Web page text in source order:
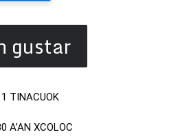
gustar
TINACUOK
A’AN XCOLOC